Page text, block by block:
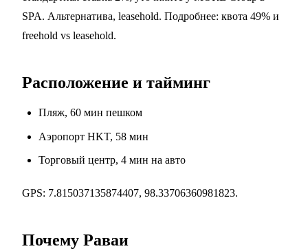
SPA. Альтернатива, leasehold. Подробнее: квота 49% и
freehold vs leasehold.
Расположение и тайминг
Пляж, 60 мин пешком
Аэропорт HKT, 58 мин
Торговый центр, 4 мин на авто
GPS: 7.815037135874407, 98.33706360981823.
Почему Раваи